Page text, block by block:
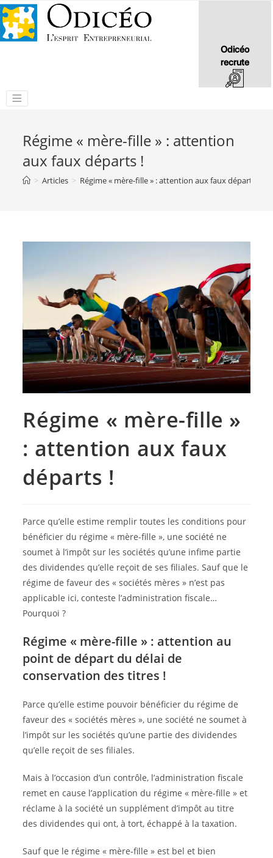
Odicéo
recrute
Régime « mère-fille » : attention
aux faux départs !
> Articles > Régime « mère-fille » : attention aux faux départs !
Régime « mère-fille »
: attention aux faux
départs !
Parce qu’elle estime remplir toutes les conditions pour
bénéficier du régime « mère-fille », une société ne
soumet à l’impôt sur les sociétés qu’une infime partie
des dividendes qu’elle reçoit de ses filiales. Sauf que le
régime de faveur des « sociétés mères » n’est pas
applicable ici, conteste l’administration fiscale…
Pourquoi ?
Régime « mère-fille » : attention au
point de départ du délai de
conservation des titres !
Parce qu’elle estime pouvoir bénéficier du régime de
faveur des « sociétés mères », une société ne soumet à
l’impôt sur les sociétés qu’une partie des dividendes
qu’elle reçoit de ses filiales.
Mais à l’occasion d’un contrôle, l’administration fiscale
remet en cause l’application du régime « mère-fille » et
réclame à la société un supplément d’impôt au titre
des dividendes qui ont, à tort, échappé à la taxation.
Sauf que le régime « mère-fille » est bel et bien